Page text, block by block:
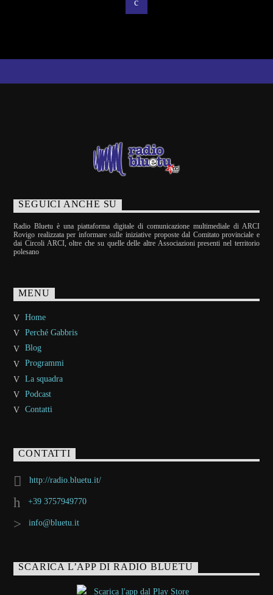
SEGUICI ANCHE SU
Radio Bluetu è una piattaforma digitale di comunicazione multimediale di ARCI
Rovigo realizzata per informare sulle iniziative proposte dal Comitato provinciale e
dai Circoli ARCI, oltre che su quelle delle altre Associazioni presenti nel territorio
polesano
MENU
Home
Perché Gabbris
Blog
Programmi
La squadra
Podcast
Contatti
CONTATTI
http://radio.bluetu.it/
+39 3757949770
info@bluetu.it
SCARICA L’APP DI RADIO BLUETU